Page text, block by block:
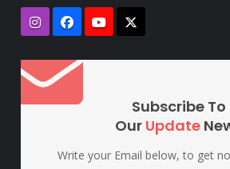
Subscribe To
Our Update
Write your Email below, to get